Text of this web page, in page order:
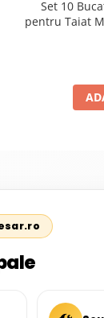
Set 10
pentru Taiat
mm, Profil